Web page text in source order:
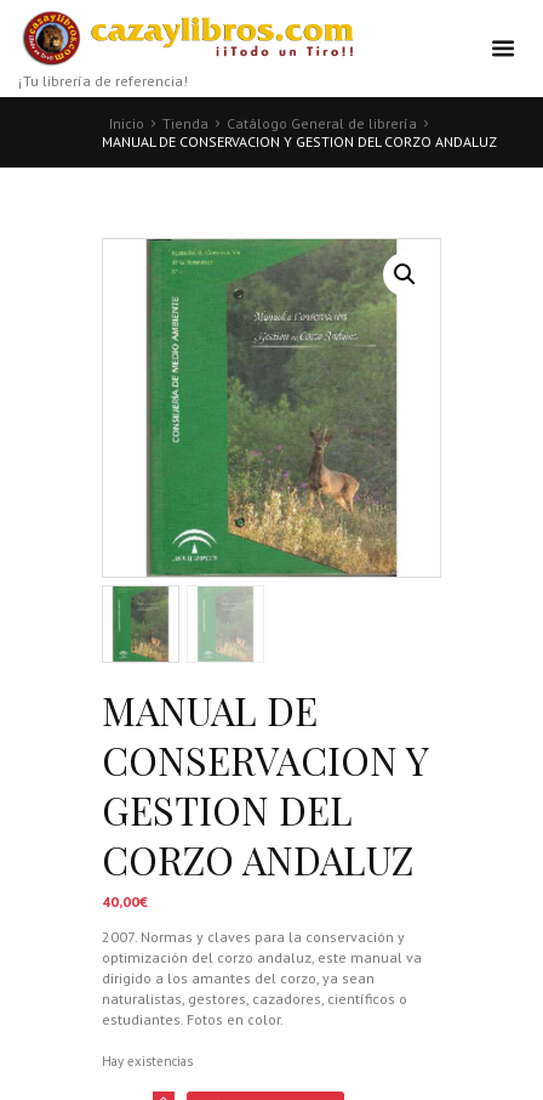
¡Tu librería de referencia!
Inicio Tienda
Catálogo General de librería
MANUAL DE CONSERVACION Y GESTION DEL CORZO ANDALUZ
MANUAL DE
CONSERVACION Y
GESTION DEL
CORZO ANDALUZ
40,00€
2007. Normas y claves para la conservación y
optimización del corzo andaluz, este manual va
dirigido a los amantes del corzo, ya sean
naturalistas, gestores, cazadores, científicos o
estudiantes. Fotos en color.
Hay existencias